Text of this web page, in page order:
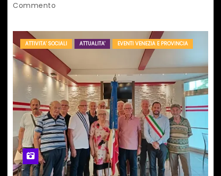
Commento
ATTIVITA' SOCIALI ATTUALITA' EVENTI VENEZIA E PROVINCIA